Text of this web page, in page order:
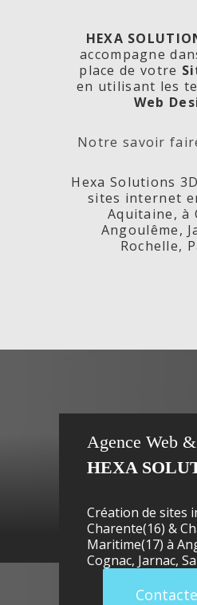
Les
HEXA
accompagne
place de votre
en utilisant les
Web
Notre savoir
Hexa Solutions
sites internet
Aquitaine, à
Angoulême,
Rochelle,
Agence Web
HEXA
Création de sites
Charente(16) &
Maritime(17) à
Cognac, Jarnac,